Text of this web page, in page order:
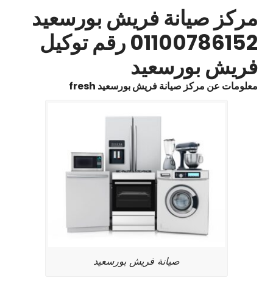
مركز صيانة فريش بورسعيد
01100786152 رقم توكيل
فريش بورسعيد
معلومات عن مركز صيانة فريش بورسعيد fresh
صيانة فريش بورسعيد